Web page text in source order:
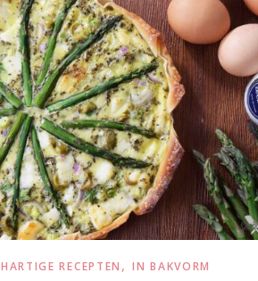
HARTIGE RECEPTEN ,IN BAKVORM